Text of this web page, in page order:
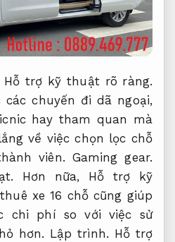
Hỗ trợ kỹ thuật rõ ràng.
chuyến đi dã ngoại,
hay tham quan mà
về việc chọn lọc chỗ
viên. Gaming gear.
Hơn nữa, Hỗ trợ kỹ
xe 16 chỗ cũng giúp
chi phí so với việc sử
hơn. Lập trình. Hỗ trợ